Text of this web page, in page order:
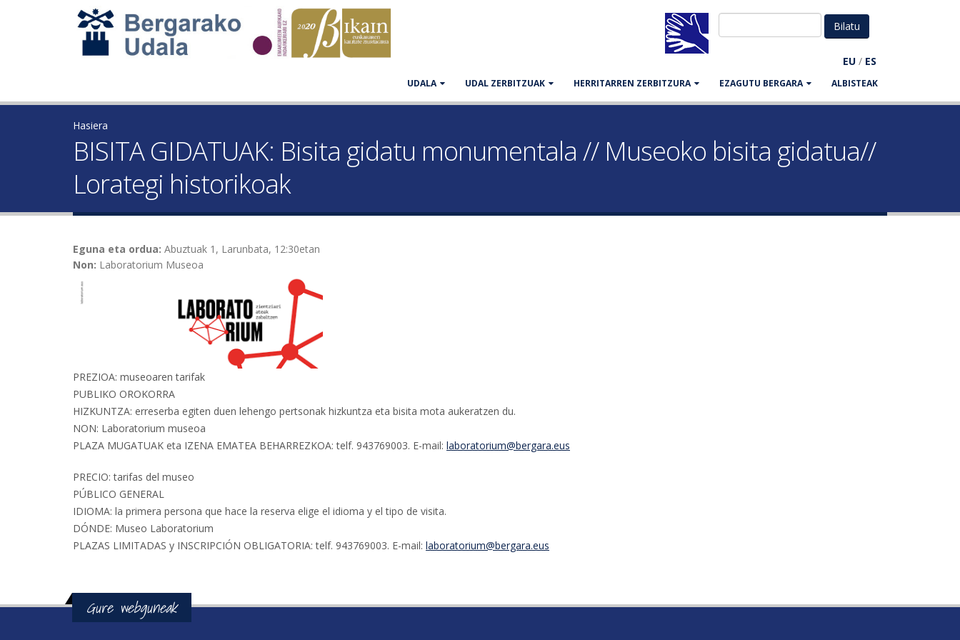
EU / ES
UDALA UDAL ZERBITZUAK HERRITARREN ZERBITZURA EZAGUTU BERGARA ALBISTEAK
Hasiera
BISITA GIDATUAK: Bisita gidatu monumentala // Museoko bisita gidatua//
Lorategi historikoak
Eguna eta ordua: Abuztuak 1, Larunbata, 12:30etan
Non: Laboratorium Museoa
PREZIOA: museoaren tarifak
PUBLIKO OROKORRA
HIZKUNTZA: erreserba egiten duen lehengo pertsonak hizkuntza eta bisita mota aukeratzen du.
NON: Laboratorium museoa
PLAZA MUGATUAK eta IZENA EMATEA BEHARREZKOA: telf. 943769003. E-mail: laboratorium@bergara.eus
PRECIO: tarifas del museo
PÚBLICO GENERAL
IDIOMA: la primera persona que hace la reserva elige el idioma y el tipo de visita.
DÓNDE: Museo Laboratorium
PLAZAS LIMITADAS y INSCRIPCIÓN OBLIGATORIA: telf. 943769003. E-mail: laboratorium@bergara.eus
Gure webguneak